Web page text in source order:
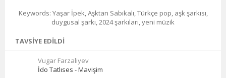
Keywords: Yaşar İpek, Aşktan Sabıkalı, Türkçe pop, aşk şarkısı,
duygusal şarkı, 2024 şarkıları, yeni müzik
TAVSIYE EDILDI
Vugar Farzaliyev
İdo Tatlıses - Mavişim